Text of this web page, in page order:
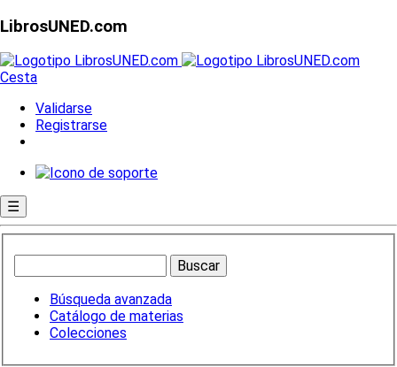
LibrosUNED.com
Cesta
Validarse
Registrarse
☰
Búsqueda avanzada
Catálogo de materias
Colecciones